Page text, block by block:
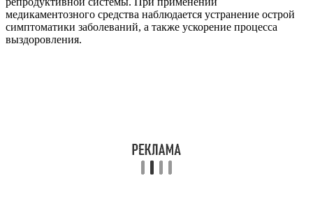
медикаментозного средства наблюдается устранение острой
симптоматики заболеваний, а также ускорение процесса
выздоровления.